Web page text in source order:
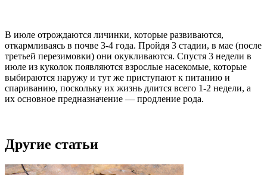
В июле отрождаются личинки, которые развиваются,
откармливаясь в почве 3-4 года. Пройдя 3 стадии, в мае (после
третьей перезимовки) они окукливаются. Спустя 3 недели в
июле из куколок появляются взрослые насекомые, которые
выбираются наружу и тут же приступают к питанию и
спариванию, поскольку их жизнь длится всего 1-2 недели, а
их основное предназначение — продление рода.
Другие статьи